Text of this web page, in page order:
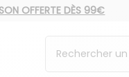
OFFERTE DÈS 99€